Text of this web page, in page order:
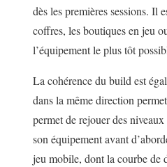
dès les premières sessions. Il
coffres, les boutiques en jeu
l’équipement le plus tôt
La cohérence du build est
dans la même direction
permet de rejouer des
son équipement avant
jeu mobile, dont la courbe de